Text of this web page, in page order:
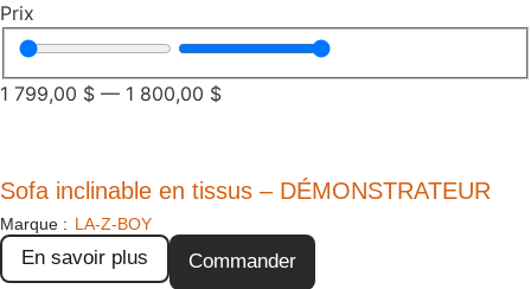
Prix
1 799,00 $ — 1 800,00 $
Sofa inclinable en tissus – DÉMONSTRATEUR
Marque : LA-Z-BOY
En savoir plus Commander